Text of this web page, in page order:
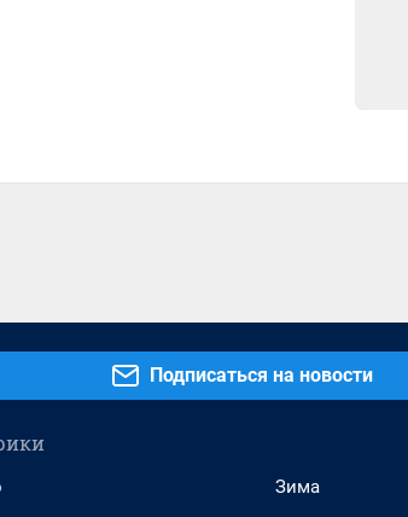
Подписаться на новости
Зима